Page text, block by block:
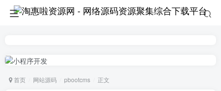
首页 网站源码 pbootcms 正文